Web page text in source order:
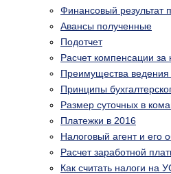
Финансовый результат
Авансы полученные
Подотчет
Расчет компенсации за
Преимущества ведения
Принципы
Размер суточных в
Платежки в 2016
Налоговый агент и его
Расчет заработной
Как считать налоги на